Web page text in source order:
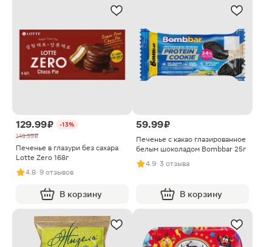
129.99 ₽
-13%
149.99 ₽
Печенье в глазури без сахара
Lotte Zero 168г
4.8· 9 отзывов
В корзину
59.99 ₽
Печенье с какао глазированное
белым шоколадом Bombbar 25г
4.9· 3 отзыва
В корзину